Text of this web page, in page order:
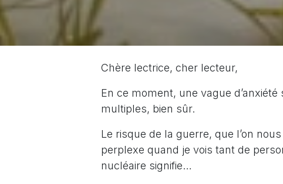
Chère lectrice, cher lecteur,
En ce moment, une vague
multiples, bien sûr.
Le risque de la guerre, que l’on
perplexe quand je vois tant de
nucléaire signifie…